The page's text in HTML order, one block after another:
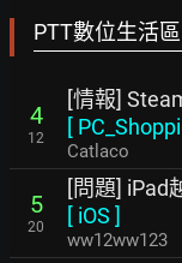
PTT數位生活
4
12
[情報]
[
Catlaco
5
20
[問題] iPad
[ iOS ]
ww12ww123